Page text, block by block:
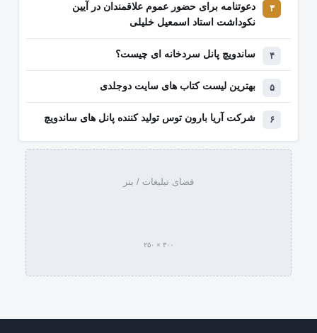
دعوتنامه برای حضور عموم علاقمندان در آیین
نکوداشت استاد اسمعیل خلیلی
ساندویچ پانل سردخانه ای چیست؟
بهترین لیست کتاب‌ های سایت دوجلدی
شرکت آریا بارون توس تولید کننده پانل های ساندویچ
فضای تبلیغات / بنر
۳۰۰ × ۲۵۰